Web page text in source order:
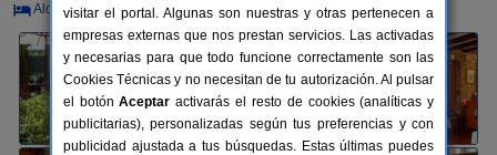
Alquiler por habitaciones 13+2 plazas 100 km de Lleida
visitar el portal. Algunas son nuestras y otras pertenecen a
empresas externas que nos prestan servicios. Las activadas
y necesarias para que todo funcione correctamente son las
Cookies Técnicas y no necesitan de tu autorización. Al pulsar
el botónAceptar activarás el resto de cookies (analíticas y
publicitarias), personalizadas según tus preferencias y con
publicidad ajustada a tus búsquedas. Estas últimas puedes